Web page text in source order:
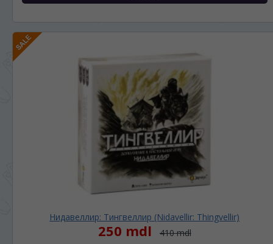
Нидавеллир: Тингвеллир (Nidavellir: Thingvellir)
250 mdl 410 mdl